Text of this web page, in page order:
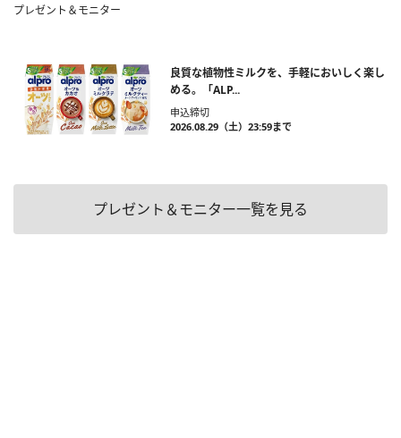
プレゼント＆モニター
良質な植物性ミルクを、手軽においしく楽し
める。「ALP...
申込締切
2026.08.29（土）23:59まで
プレゼント＆モニター一覧を見る